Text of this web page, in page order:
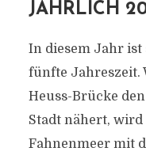
JÄHRLICH
In diesem Jahr ist
fünfte Jahreszeit.
Heuss-Brücke
Stadt nähert,
Fahnenmeer mit